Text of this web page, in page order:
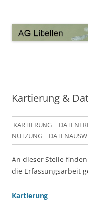
Kartierung &
KARTIERUNG
NUTZUNG
An dieser Stelle
die Erfassungsarbeit
Kartierung